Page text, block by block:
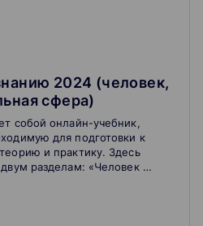
2024 (человек,
сфера)
собой онлайн-учебник,
для подготовки к
и практику. Здесь
разделам: «Человек и
сфера». Для тех, кто хочет
что-то новое.